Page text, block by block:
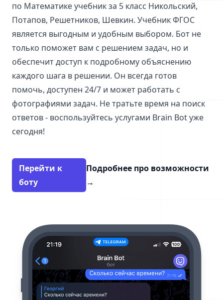
по Математике учебник за 5 класс Никольский,
Потапов, Решетников, Шевкин. Учебник ФГОС
является выгодным и удобным выбором. Бот не
только поможет вам с решением задач, но и
обеспечит доступ к подробному объяснению
каждого шага в решении. Он всегда готов
помочь, доступен 24/7 и может работать с
фотографиями задач. Не тратьте время на поиск
ответов - воспользуйтесь услугами Brain Bot уже
сегодня!
Перейти к
боту
Подробнее про возможности
→